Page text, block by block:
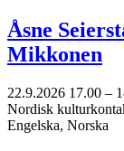
Åsne
Mikkonen
22.9.2026 17.00 –
Nordisk
Engelska, Norska